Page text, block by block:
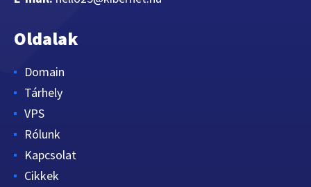
Oldalak
Domain
Tárhely
VPS
Rólunk
Kapcsolat
Cikkek